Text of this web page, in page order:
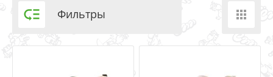
 Фильтры 